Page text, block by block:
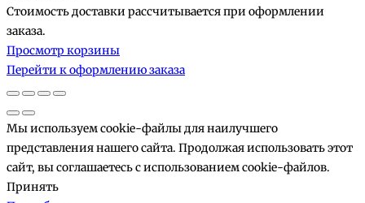
Товары
в
корзине
Стоимость доставки рассчитывается при оформлении
заказа.
Просмотр корзины
Перейти к оформлению заказа
Мы используем cookie-файлы для наилучшего
представления нашего сайта. Продолжая использовать этот
сайт, вы соглашаетесь с использованием cookie-файлов.
Принять